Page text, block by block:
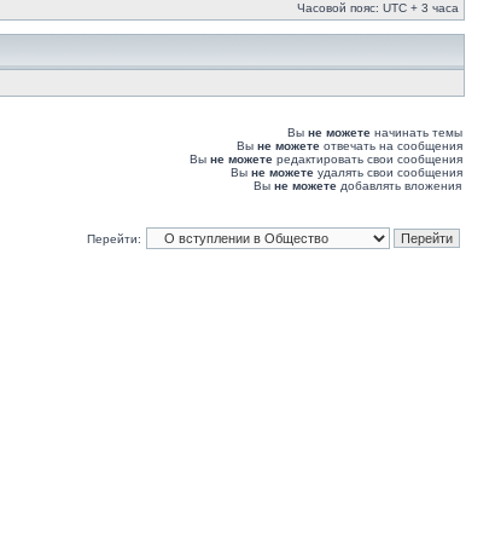
Часовой пояс: UTC + 3 часа
Вы не можете начинать темы
Вы не можете отвечать на сообщения
Вы не можете редактировать свои сообщения
Вы не можете удалять свои сообщения
Вы не можете добавлять вложения
Перейти: